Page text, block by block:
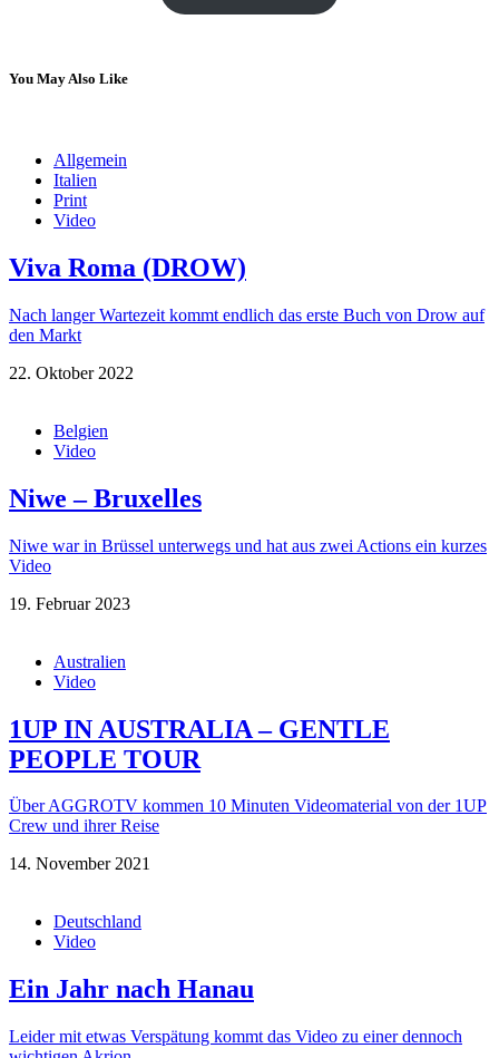
You May Also Like
Allgemein
Italien
Print
Video
Viva Roma (DROW)
Nach langer Wartezeit kommt endlich das erste Buch von Drow auf
den Markt
22. Oktober 2022
Belgien
Video
Niwe – Bruxelles
Niwe war in Brüssel unterwegs und hat aus zwei Actions ein kurzes
Video
19. Februar 2023
Australien
Video
1UP IN AUSTRALIA – GENTLE
PEOPLE TOUR
Über AGGROTV kommen 10 Minuten Videomaterial von der 1UP
Crew und ihrer Reise
14. November 2021
Deutschland
Video
Ein Jahr nach Hanau
Leider mit etwas Verspätung kommt das Video zu einer dennoch